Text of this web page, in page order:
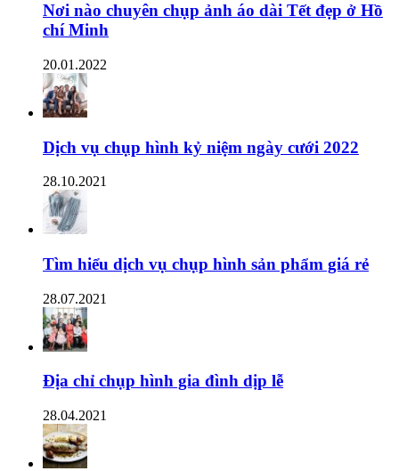
Nơi nào chuyên chụp ảnh áo dài Tết đẹp ở Hồ
chí Minh
20.01.2022
Dịch vụ chụp hình kỷ niệm ngày cưới 2022
28.10.2021
Tìm hiểu dịch vụ chụp hình sản phẩm giá rẻ
28.07.2021
Địa chỉ chụp hình gia đình dịp lễ
28.04.2021